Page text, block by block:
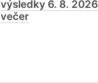
výsledky 6. 8. 2026
večer